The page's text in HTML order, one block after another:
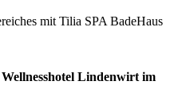
mit Tilia SPA BadeHaus
Lindenwirt im